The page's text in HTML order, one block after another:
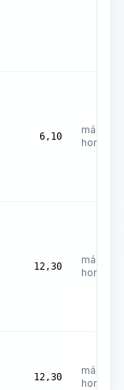
6,10
hora
12,30
hora
12,30
hora